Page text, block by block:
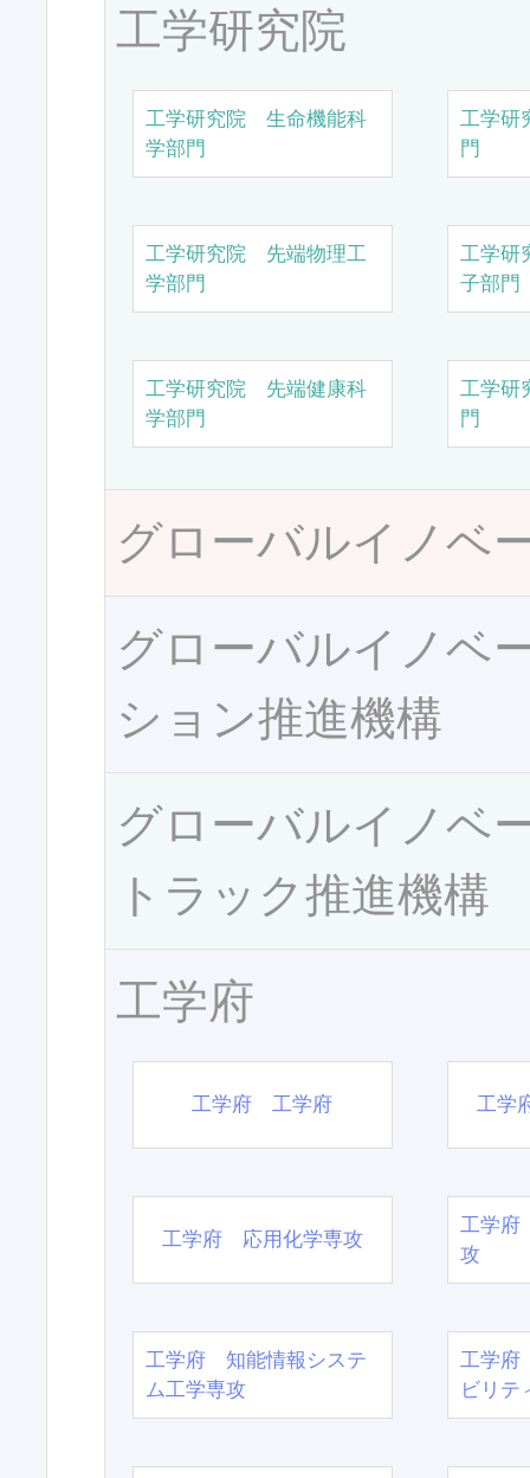
工学研究院
工学研究院 生命機能科
学部門
工学研
門
工学研究院 先端物理工
学部門
工学研
子部門
工学研究院 先端健康科
学部門
工学研
門
グローバルイノベ
グローバルイノベ
ション推進機構
グローバルイノベ
トラック推進機構
工学府
工学府 工学府 工学
工学府 応用化学専攻
工学府
攻
工学府 知能情報システ
ム工学専攻
工学府
ビリテ